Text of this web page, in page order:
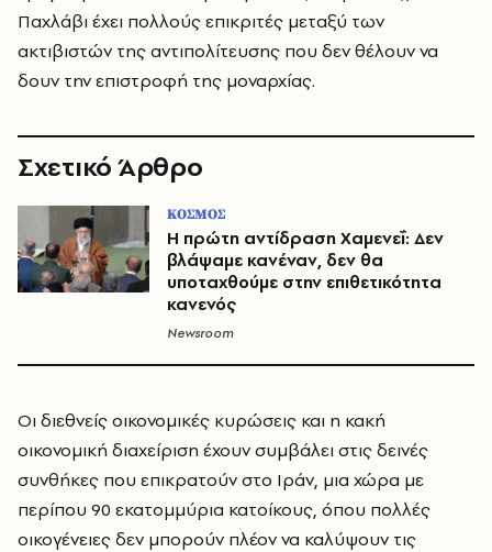
Παχλάβι έχει πολλούς επικριτές μεταξύ των
ακτιβιστών της αντιπολίτευσης που δεν θέλουν να
δουν την επιστροφή της μοναρχίας.
Σχετικό Άρθρο
ΚΟΣΜΟΣ
Η πρώτη αντίδραση Χαμενεΐ: Δεν
βλάψαμε κανέναν, δεν θα
υποταχθούμε στην επιθετικότητα
κανενός
Newsroom
Οι διεθνείς oικονομικές κυρώσεις και η κακή
οικονομική διαχείριση έχουν συμβάλει στις δεινές
συνθήκες που επικρατούν στο Ιράν, μια χώρα με
περίπου 90 εκατομμύρια κατοίκους, όπου πολλές
οικογένειες δεν μπορούν πλέον να καλύψουν τις